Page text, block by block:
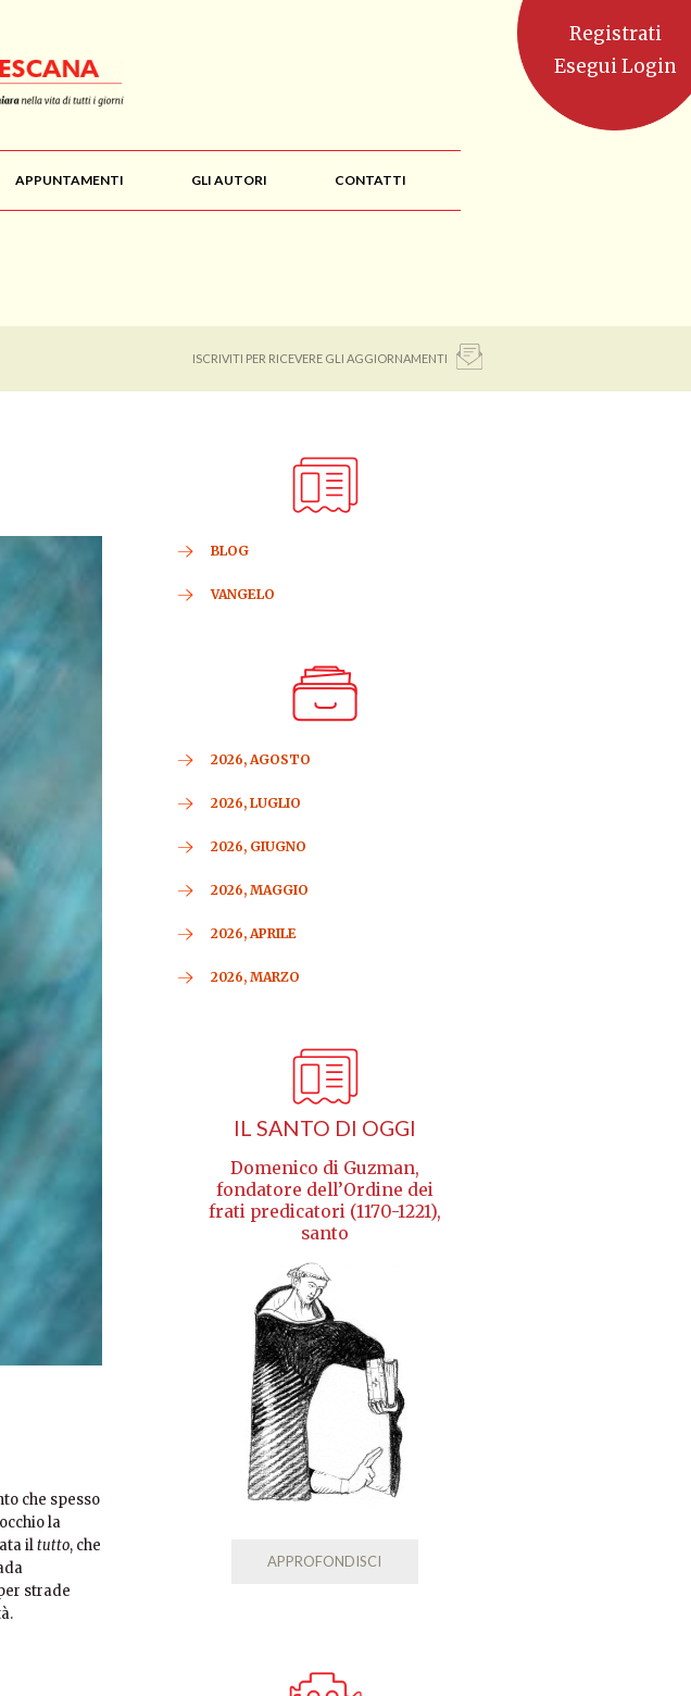
APPUNTAMENTI GLI AUTORI CONTATTI
ISCRIVITI PER RICEVERE GLI AGGIORNAMENTI
che spesso
la
iltutto, che
strade
BLOG
VANGELO
2026, AGOSTO
2026, LUGLIO
2026, GIUGNO
2026, MAGGIO
2026, APRILE
2026, MARZO
IL SANTO DI OGGI
Domenico di Guzman,
fondatore dell’Ordine dei
frati predicatori (1170-1221),
santo
APPROFONDISCI
Registrati
Esegui Login